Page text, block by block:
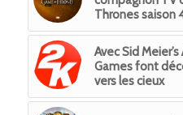
Thrones saison
Avec Sid
Games font
vers les cieux